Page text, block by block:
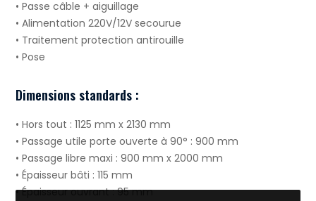
• Passe câble + aiguillage
• Alimentation 220V/12V secourue
• Traitement protection antirouille
• Pose
Dimensions standards :
• Hors tout : 1125 mm x 2130 mm
• Passage utile porte ouverte à 90° : 900 mm
• Passage libre maxi : 900 mm x 2000 mm
• Épaisseur bâti : 115 mm
• Épaisseur ouvrant : 95 mm